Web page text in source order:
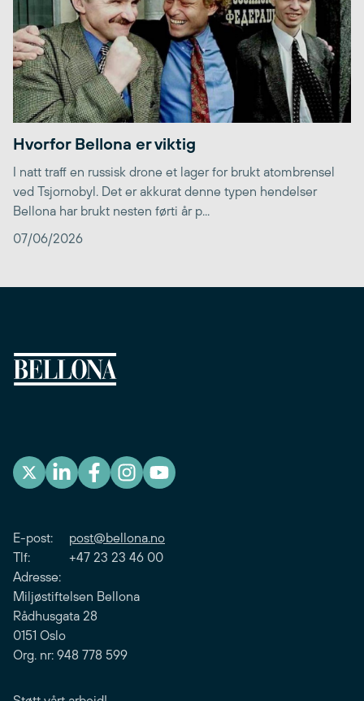
Hvorfor Bellona er viktig
I natt traff en russisk drone et lager for brukt atombrensel
ved Tsjornobyl. Det er akkurat denne typen hendelser
Bellona har brukt nesten førti år p...
07/06/2026
E-post: post@bellona.no
Tlf: +47 23 23 46 00
Adresse:
Miljøstiftelsen Bellona
Rådhusgata 28
0151 Oslo
Org. nr: 948 778 599